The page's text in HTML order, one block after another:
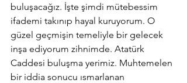
buluşacağız. İşte şimdi mütebessim
ifademi takınıp hayal kuruyorum. O
güzel geçmişin temeliyle bir gelecek
inşa ediyorum zihnimde. Atatürk
Caddesi buluşma yerimiz. Muhtemelen
bir iddia sonucu ısmarlanan